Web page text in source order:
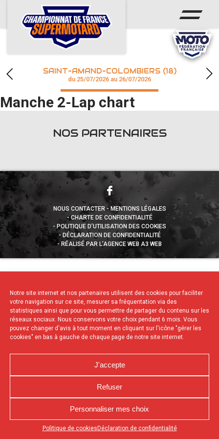
Notre site internet et nos partenaires utilisent des cookies pour faciliter
votre navigation sur ce site, mesurer sa fréquentation via des
statistiques ainsi que pour vous permettre de partager du contenu sur les
réseaux sociaux. Nous conservons votre choix pendant 6 mois. Vous
pouvez changer d'avis à tout moment en cliquant sur l'icône "gérer les
cookies" en bas à gauche de chaque page de notre site internet.
J'accepte
Refuser
Personnaliser mes choix
Politique de cookies Déclaration de confidentialité
Appuyez sur le bouton partager en bas de votre
ACCUEIL
ACTUS
CALENDRIER
CHAMPIONNAT
RÉSULTATS
SAINT-AMAND-COLOMBIERS (18)
du 25/07/2026 au 26/07/2026
Manche 2-Lap chart
NOS PARTENAIRES
NOUS CONTACTER
MENTIONS LÉGALES
CHARTE DE CONFIDENTIALITÉ
POLITIQUE D’UTILISATION DES COOKIES
DÉCLARATION DE CONFIDENTIALITÉ
RÉALISÉ PAR L’AGENCE WEB A3 WEB